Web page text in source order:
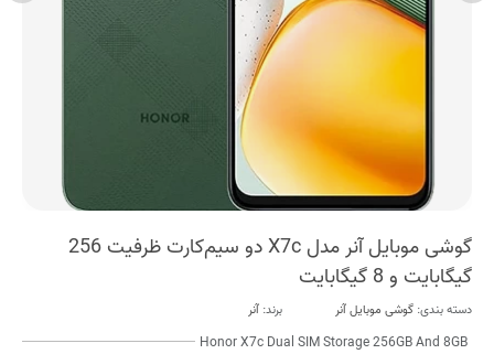
گوشی موبایل آنر مدل X7c دو سیم‌کارت ظرفیت 256
گیگابایت و 8 گیگابایت
دسته بندی: گوشی موبایل آنر برند: آنر
Honor X7c Dual SIM Storage 256GB And 8GB